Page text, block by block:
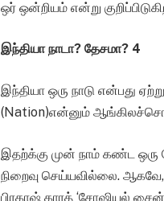
ஒர் ஒன்றியம் என்று
இந்தியா நாடா? தேசமா? 4
இந்தியா ஒரு நாடு என்பது
(Nation)என்னும் ஆங்கிலச்சொல்
இதற்க்கு முன் நாம் கண்ட ஒரு
நிறைவு செய்யவில்லை. ஆகவே,
பிரகாஷ் காரத் ‘சோஷியல்